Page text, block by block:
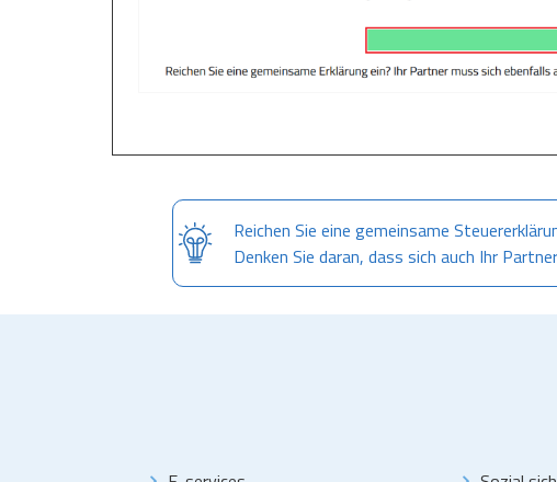
Reichen Sie eine gemeinsame
Denken Sie daran, dass sich auch Ihr